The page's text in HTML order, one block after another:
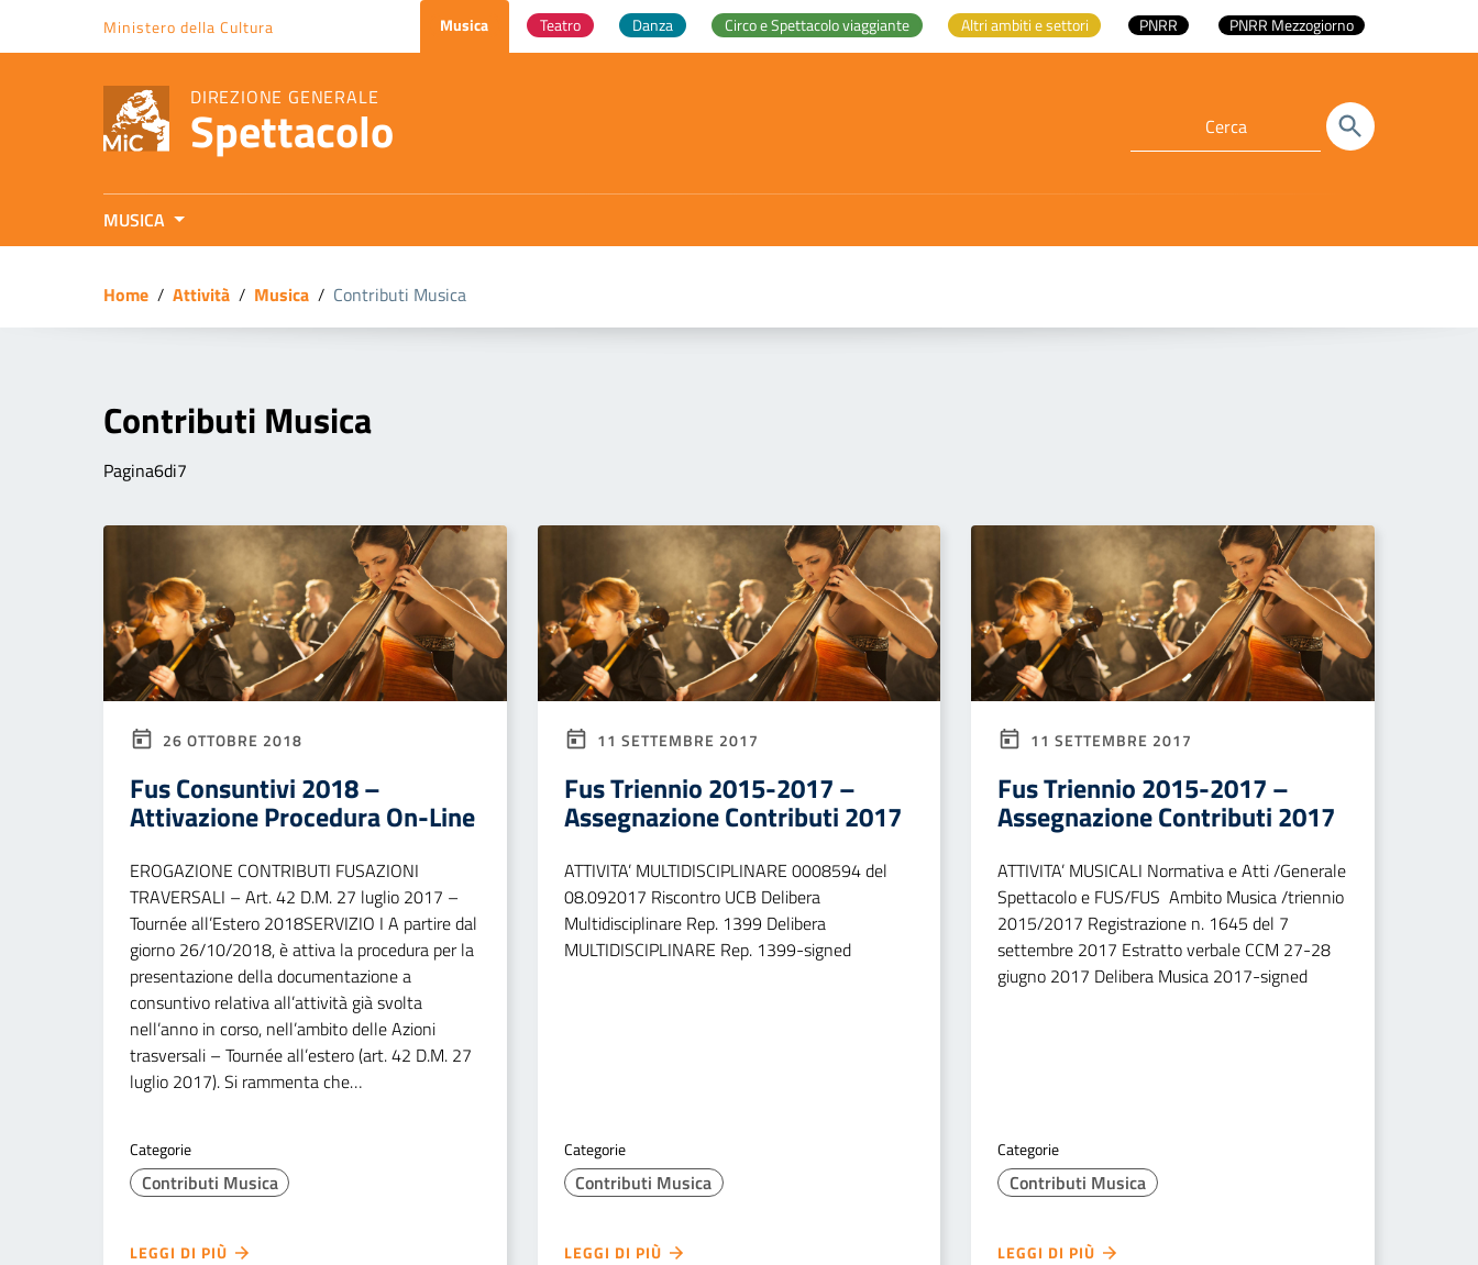
Vai al menu di navigazione
Ministero della Cultura Musica Teatro Danza Circo e Spettacolo viaggiante Altri ambiti e settori PNRR PNRR Mezzogiorno
DIREZIONE GENERALE
Spettacolo
MUSICA
Home / Attività / Musica / Contributi Musica
Contributi Musica
Pagina6di7
26 OTTOBRE 2018
Fus Consuntivi 2018 –
Attivazione Procedura On-Line
EROGAZIONE CONTRIBUTI FUSAZIONI
TRAVERSALI – Art. 42 D.M. 27 luglio 2017 –
Tournée all’Estero 2018SERVIZIO I A partire dal
giorno 26/10/2018, è attiva la procedura per la
presentazione della documentazione a
consuntivo relativa all’attività già svolta
nell’anno in corso, nell’ambito delle Azioni
trasversali – Tournée all’estero (art. 42 D.M. 27
luglio 2017). Si rammenta che…
Categorie
Contributi Musica
LEGGI DI PIÙ
11 SETTEMBRE 2017
Fus Triennio 2015-2017 –
Assegnazione Contributi 2017
ATTIVITA’ MULTIDISCIPLINARE 0008594 del
08.092017 Riscontro UCB Delibera
Multidisciplinare Rep. 1399 Delibera
MULTIDISCIPLINARE Rep. 1399-signed
Categorie
Contributi Musica
LEGGI DI PIÙ
11 SETTEMBRE 2017
Fus Triennio 2015-2017 –
Assegnazione Contributi 2017
ATTIVITA’ MUSICALI Normativa e Atti /Generale
Spettacolo e FUS/FUS Ambito Musica /triennio
2015/2017 Registrazione n. 1645 del 7
settembre 2017 Estratto verbale CCM 27-28
giugno 2017 Delibera Musica 2017-signed
Categorie
Contributi Musica
LEGGI DI PIÙ